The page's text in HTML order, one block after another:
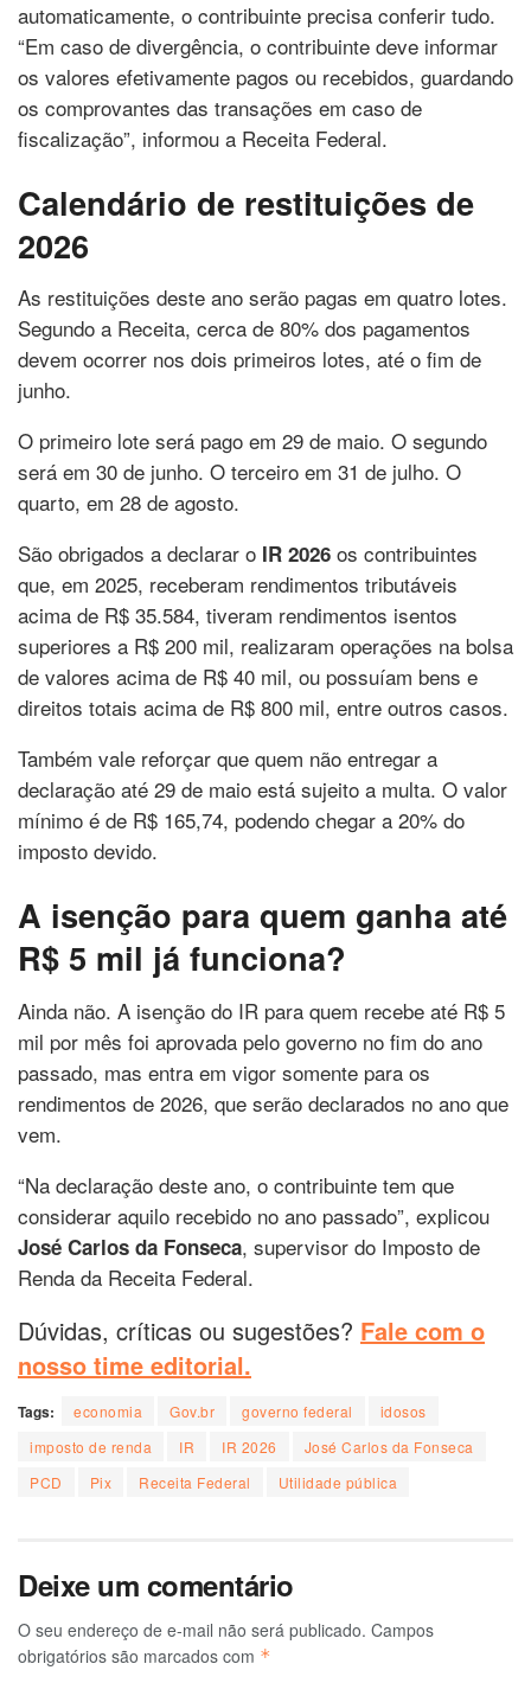
automaticamente, o contribuinte precisa conferir tudo.
“Em caso de divergência, o contribuinte deve informar
os valores efetivamente pagos ou recebidos, guardando
os comprovantes das transações em caso de
fiscalização”, informou a Receita Federal.
Calendário de restituições de
2026
As restituições deste ano serão pagas em quatro lotes.
Segundo a Receita, cerca de 80% dos pagamentos
devem ocorrer nos dois primeiros lotes, até o fim de
junho.
O primeiro lote será pago em 29 de maio. O segundo
será em 30 de junho. O terceiro em 31 de julho. O
quarto, em 28 de agosto.
São obrigados a declarar o IR 2026 os contribuintes
que, em 2025, receberam rendimentos tributáveis
acima de R$ 35.584, tiveram rendimentos isentos
superiores a R$ 200 mil, realizaram operações na bolsa
de valores acima de R$ 40 mil, ou possuíam bens e
direitos totais acima de R$ 800 mil, entre outros casos.
Também vale reforçar que quem não entregar a
declaração até 29 de maio está sujeito a multa. O valor
mínimo é de R$ 165,74, podendo chegar a 20% do
imposto devido.
A isenção para quem ganha até
R$ 5 mil já funciona?
Ainda não. A isenção do IR para quem recebe até R$ 5
mil por mês foi aprovada pelo governo no fim do ano
passado, mas entra em vigor somente para os
rendimentos de 2026, que serão declarados no ano que
vem.
“Na declaração deste ano, o contribuinte tem que
considerar aquilo recebido no ano passado”, explicou
José Carlos da Fonseca, supervisor do Imposto de
Renda da Receita Federal.
Dúvidas, críticas ou sugestões? Fale com o
nosso time editorial.
Tags: economia Gov.br governo federal
idosos
imposto de renda
IR IR 2026
José Carlos da Fonseca
PCD
Pix Receita Federal Utilidade pública
Deixe um comentário
O seu endereço de e-mail não será publicado. Campos
obrigatórios são marcados com *